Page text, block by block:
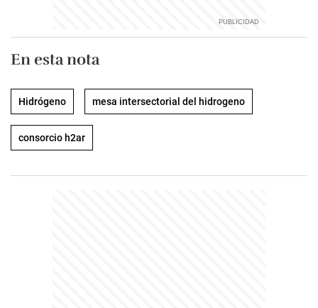
En esta nota
Hidrógeno mesa intersectorial del hidrogeno
consorcio h2ar